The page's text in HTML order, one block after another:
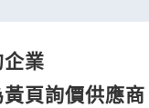
業
頁詢價供應商